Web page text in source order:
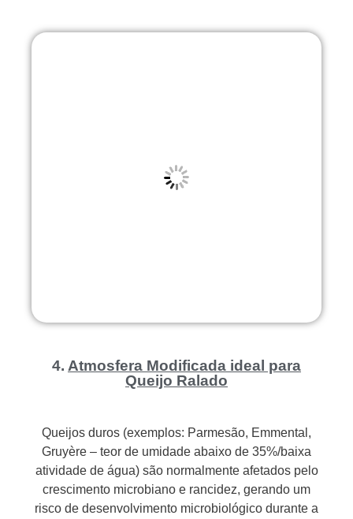
4. Atmosfera Modificada ideal para
Queijo Ralado
Queijos duros (exemplos: Parmesão, Emmental,
Gruyère – teor de umidade abaixo de 35%/baixa
atividade de água) são normalmente afetados pelo
crescimento microbiano e rancidez, gerando um
risco de desenvolvimento microbiológico durante a